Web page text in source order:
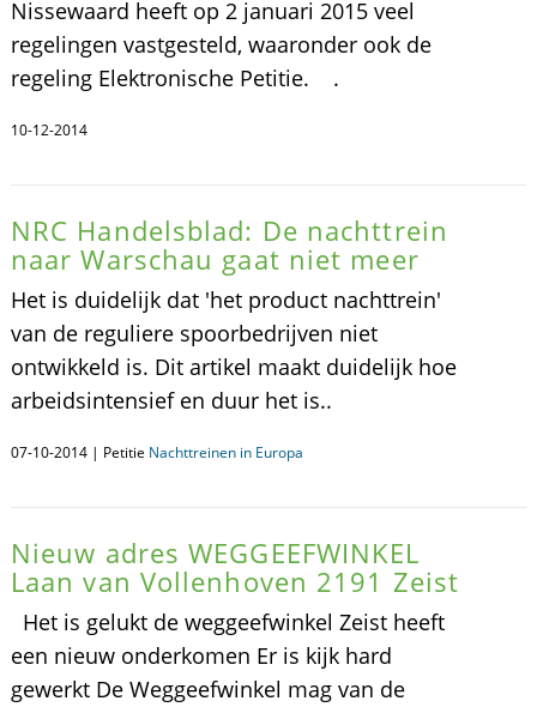
Nissewaard heeft op 2 januari 2015 veel
regelingen vastgesteld, waaronder ook de
regeling Elektronische Petitie. .
10-12-2014
NRC Handelsblad: De nachttrein
naar Warschau gaat niet meer
Het is duidelijk dat 'het product nachttrein'
van de reguliere spoorbedrijven niet
ontwikkeld is. Dit artikel maakt duidelijk hoe
arbeidsintensief en duur het is..
07-10-2014 | Petitie Nachttreinen in Europa
Nieuw adres WEGGEEFWINKEL
Laan van Vollenhoven 2191 Zeist
Het is gelukt de weggeefwinkel Zeist heeft
een nieuw onderkomen Er is kijk hard
gewerkt De Weggeefwinkel mag van de